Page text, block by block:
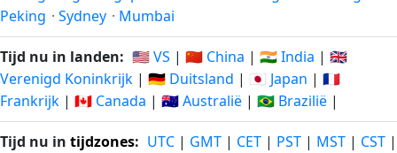
Peking · Sydney · Mumbai
Tijd nu in landen: 🇺🇸 VS | 🇨🇳 China | 🇮🇳 India | 🇬🇧
Verenigd Koninkrijk | 🇩🇪 Duitsland | 🇯🇵 Japan | 🇫🇷
Frankrijk | 🇨🇦 Canada | 🇦🇺 Australië | 🇧🇷 Brazilië |
Tijd nu in tijdzones: UTC | GMT | CET | PST | MST | CST |